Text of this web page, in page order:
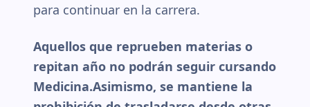
para continuar en la carrera.
Aquellos que reprueben materias o
repitan año no podrán seguir cursando
Medicina.Asimismo, se mantiene la